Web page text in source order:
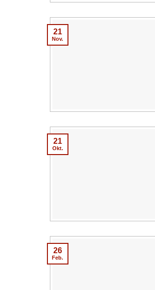
21
Nov.
21
Okt.
26
Feb.